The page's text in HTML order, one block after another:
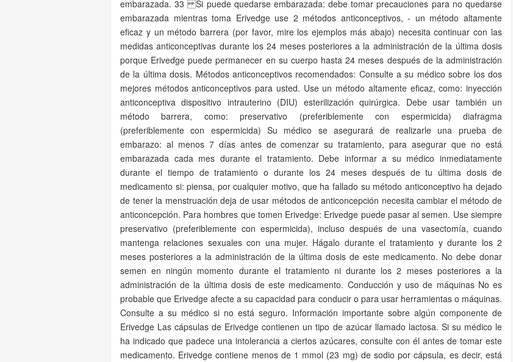
embarazada. 33 Si puede quedarse embarazada: debe tomar precauciones para no quedarse
embarazada mientras toma Erivedge use 2 métodos anticonceptivos, - un método altamente
eficaz y un método barrera (por favor, mire los ejemplos más abajo) necesita continuar con las
medidas anticonceptivas durante los 24 meses posteriores a la administración de la última dosis
porque Erivedge puede permanecer en su cuerpo hasta 24 meses después de la administración
de la última dosis. Métodos anticonceptivos recomendados: Consulte a su médico sobre los dos
mejores métodos anticonceptivos para usted. Use un método altamente eficaz, como: inyección
anticonceptiva dispositivo intrauterino (DIU) esterilización quirúrgica. Debe usar también un
método barrera, como: preservativo (preferiblemente con espermicida) diafragma
(preferiblemente con espermicida) Su médico se asegurará de realizarle una prueba de
embarazo: al menos 7 días antes de comenzar su tratamiento, para asegurar que no está
embarazada cada mes durante el tratamiento. Debe informar a su médico inmediatamente
durante el tiempo de tratamiento o durante los 24 meses después de tu última dosis de
medicamento si: piensa, por cualquier motivo, que ha fallado su método anticonceptivo ha dejado
de tener la menstruación deja de usar métodos de anticoncepción necesita cambiar el método de
anticoncepción. Para hombres que tomen Erivedge: Erivedge puede pasar al semen. Use siempre
preservativo (preferiblemente con espermicida), incluso después de una vasectomía, cuando
mantenga relaciones sexuales con una mujer. Hágalo durante el tratamiento y durante los 2
meses posteriores a la administración de la última dosis de este medicamento. No debe donar
semen en ningún momento durante el tratamiento ni durante los 2 meses posteriores a la
administración de la última dosis de este medicamento. Conducción y uso de máquinas No es
probable que Erivedge afecte a su capacidad para conducir o para usar herramientas o máquinas.
Consulte a su médico si no está seguro. Información importante sobre algún componente de
Erivedge Las cápsulas de Erivedge contienen un tipo de azúcar llamado lactosa. Si su médico le
ha indicado que padece una intolerancia a ciertos azúcares, consulte con él antes de tomar este
medicamento. Erivedge contiene menos de 1 mmol (23 mg) de sodio por cápsula, es decir, está